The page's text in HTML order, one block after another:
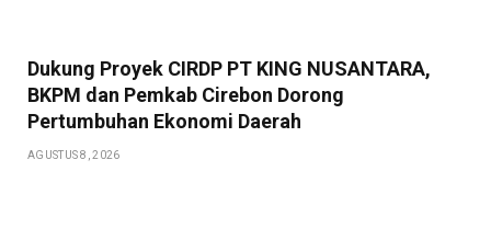
Dukung Proyek CIRDP PT KING NUSANTARA,
BKPM dan Pemkab Cirebon Dorong
Pertumbuhan Ekonomi Daerah
AGUSTUS 8, 2026